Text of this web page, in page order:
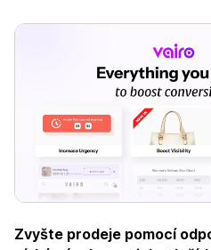
Zvyšte prodeje pomocí